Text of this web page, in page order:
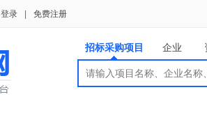
登录 免费注册
招标采购项目 企业